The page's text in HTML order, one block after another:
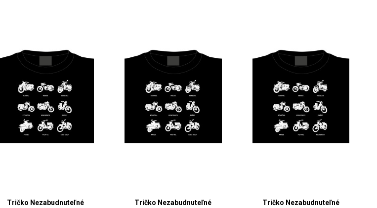
Tričko Nezabudnuteľné
Tričko Nezabudnuteľné
Tričko Nezabudnuteľné